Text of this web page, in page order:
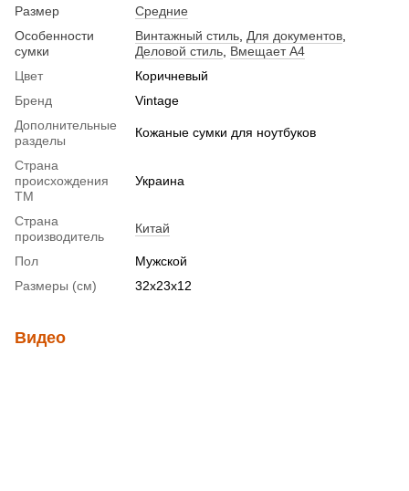
Размер
Средние
Особенности
сумки
Винтажный стиль Для документов
Деловой стиль Вмещает А4
Цвет
Коричневый
Бренд
Vintage
Дополнительные
разделы
Кожаные сумки для ноутбуков
Страна
происхождения
ТМ
Украина
Страна
производитель
Китай
Пол
Мужской
Размеры (см)
32х23х12
Видео